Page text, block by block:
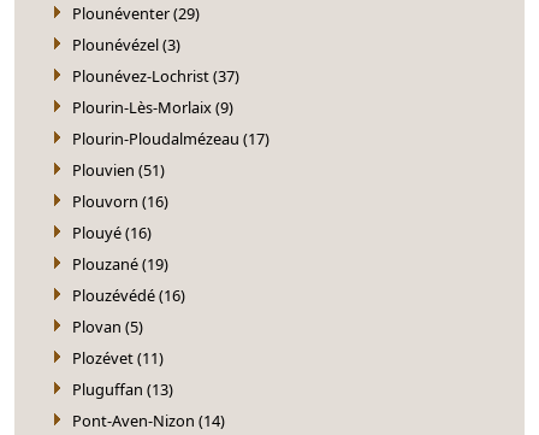
Plounéventer (29)
Plounévézel (3)
Plounévez-Lochrist (37)
Plourin-Lès-Morlaix (9)
Plourin-Ploudalmézeau (17)
Plouvien (51)
Plouvorn (16)
Plouyé (16)
Plouzané (19)
Plouzévédé (16)
Plovan (5)
Plozévet (11)
Pluguffan (13)
Pont-Aven-Nizon (14)